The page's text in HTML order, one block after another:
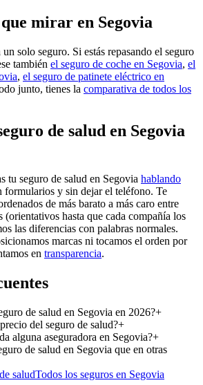
mirar en Segovia
un solo seguro. Si estás repasando el seguro
también el seguro de coche en Segovia, el
, el seguro de patinete eléctrico en
junto, tienes la comparativa de todos los
de salud en Segovia
tu seguro de salud en Segovia hablando
formularios y sin dejar el teléfono. Te
de más barato a más caro entre
(orientativos hasta que cada compañía los
las diferencias con palabras normales.
marcas ni tocamos el orden por
en transparencia.
de salud en Segovia en 2026?+
del seguro de salud?+
alguna aseguradora en Segovia?+
de salud en Segovia que en otras
saludTodos los seguros en Segovia